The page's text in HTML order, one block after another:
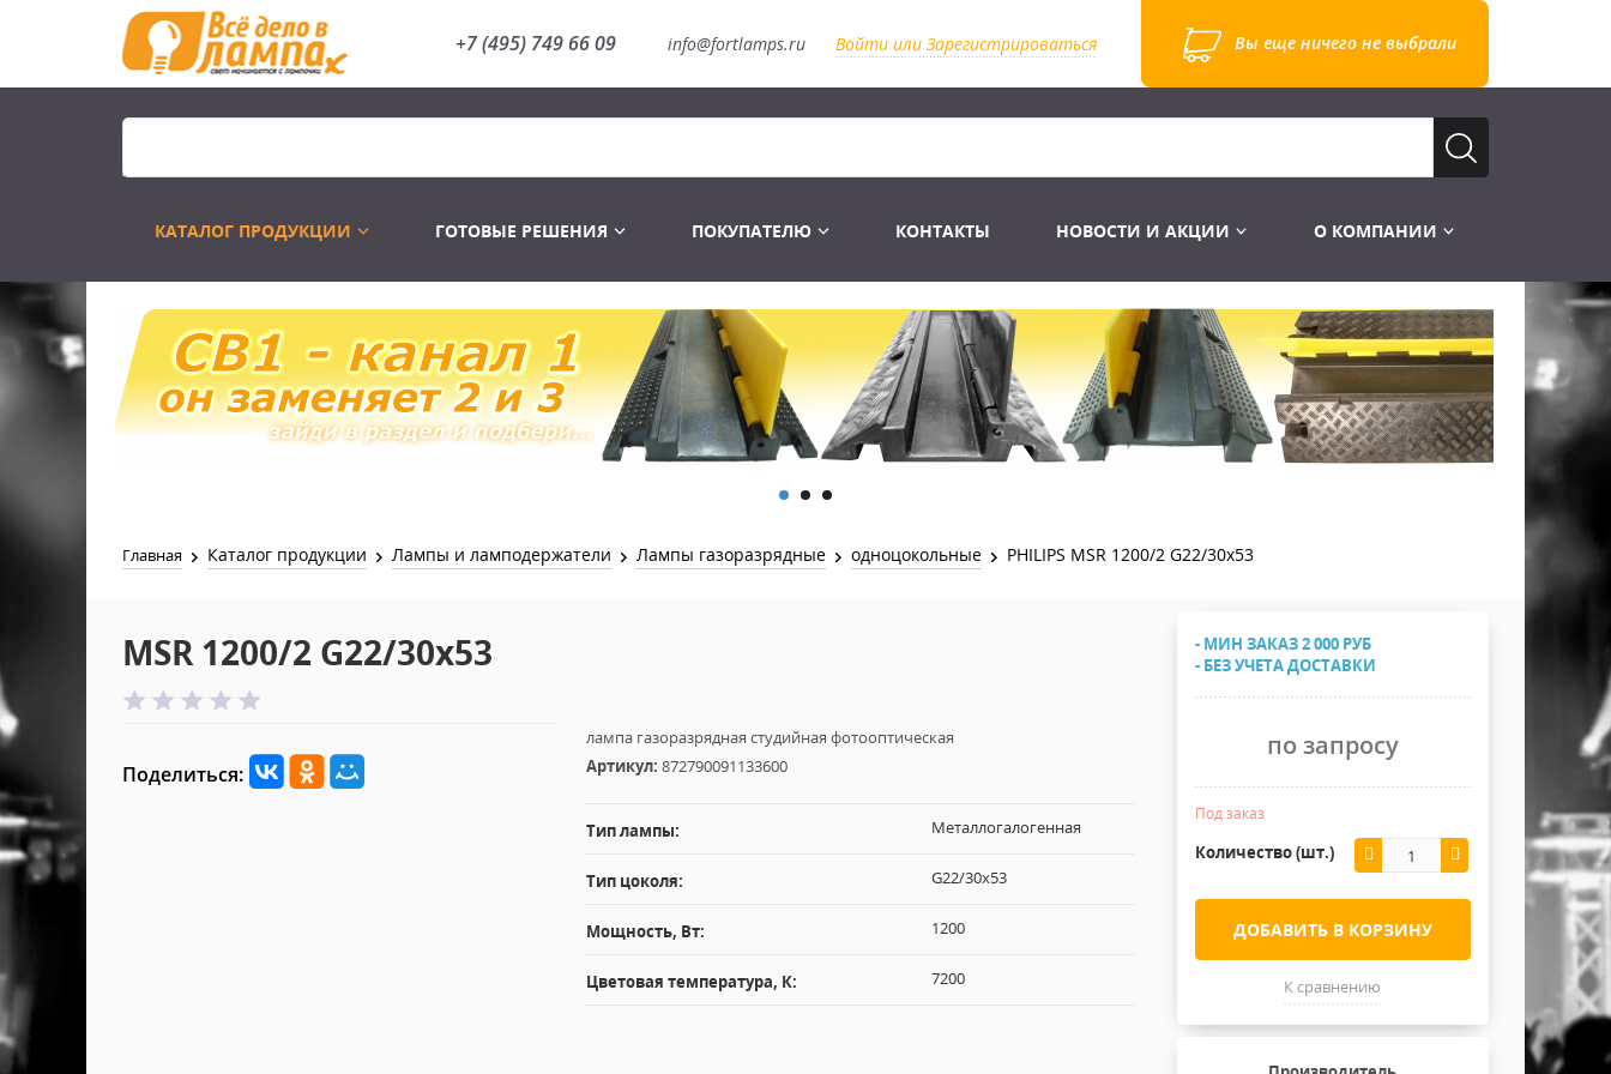
+7 (495) 749 66 09 info@fortlamps.ru Войти или Зарегистрироваться Вы еще ничего не выбрали
КАТАЛОГ ПРОДУКЦИИ
Распродажа
Лампы Винтаж Ретро Декор
Лампы галогенные 6-120 V
Лампы студийные 110-240 V
Лампы-фары PAR
Лампы для бассейна
Лампы газоразрядные
Лампы UV TUV HNS
Лампы видеопроекторные
Пускорегулирующая аппаратура
Распродажа
Перчатки
Сумки и подсумки
Инструменты
Готовые комплекты
Конструктор МИКРОСЦЕНА
Распродажа
Световое оборудование
Аксессуары для света
Лебёдки и Аксессуары
Фермы Штативы Стойки
Хомуты Кронштейны Страховка
Защитные чехлы и Кейсы
Распродажа
2х канальные модули
6и канальные модули
Лежачий полицейский ИДН
ГОТОВЫЕ РЕШЕНИЯ ПОКУПАТЕЛЮ КОНТАКТЫ НОВОСТИ И АКЦИИ О КОМПАНИИ
Главная Каталог продукции Лампы и ламподержатели Лампы газоразрядные одноцокольные PHILIPS MSR 1200/2 G22/30x53
MSR 1200/2 G22/30x53
Поделиться:
лампа газоразрядная студийная фотооптическая
Артикул: 872790091133600
Тип лампы: Металлогалогенная
Тип цоколя: G22/30x53
Мощность, Вт: 1200
Цветовая температура, К: 7200
- МИН ЗАКАЗ 2 000 РУБ
- БЕЗ УЧЕТА ДОСТАВКИ
по запросу
Под заказ
Количество (шт.)
ДОБАВИТЬ В КОРЗИНУ
К сравнению